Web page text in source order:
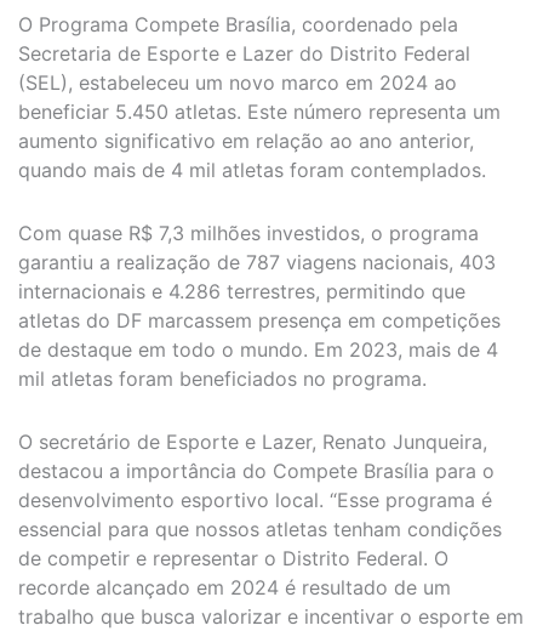
O Programa Compete Brasília, coordenado pela
Secretaria de Esporte e Lazer do Distrito Federal
(SEL), estabeleceu um novo marco em 2024 ao
beneficiar 5.450 atletas. Este número representa um
aumento significativo em relação ao ano anterior,
quando mais de 4 mil atletas foram contemplados.
Com quase R$ 7,3 milhões investidos, o programa
garantiu a realização de 787 viagens nacionais, 403
internacionais e 4.286 terrestres, permitindo que
atletas do DF marcassem presença em competições
de destaque em todo o mundo. Em 2023, mais de 4
mil atletas foram beneficiados no programa.
O secretário de Esporte e Lazer, Renato Junqueira,
destacou a importância do Compete Brasília para o
desenvolvimento esportivo local. “Esse programa é
essencial para que nossos atletas tenham condições
de competir e representar o Distrito Federal. O
recorde alcançado em 2024 é resultado de um
trabalho que busca valorizar e incentivar o esporte em